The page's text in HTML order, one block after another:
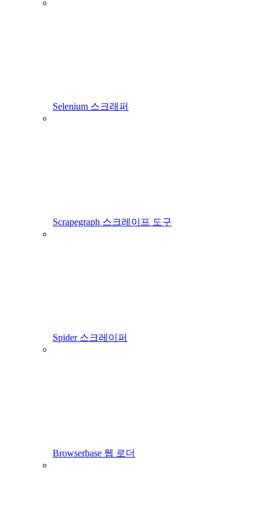
Selenium 스크래퍼
Scrapegraph 스크레이프 도구
Spider 스크레이퍼
Browserbase 웹 로더